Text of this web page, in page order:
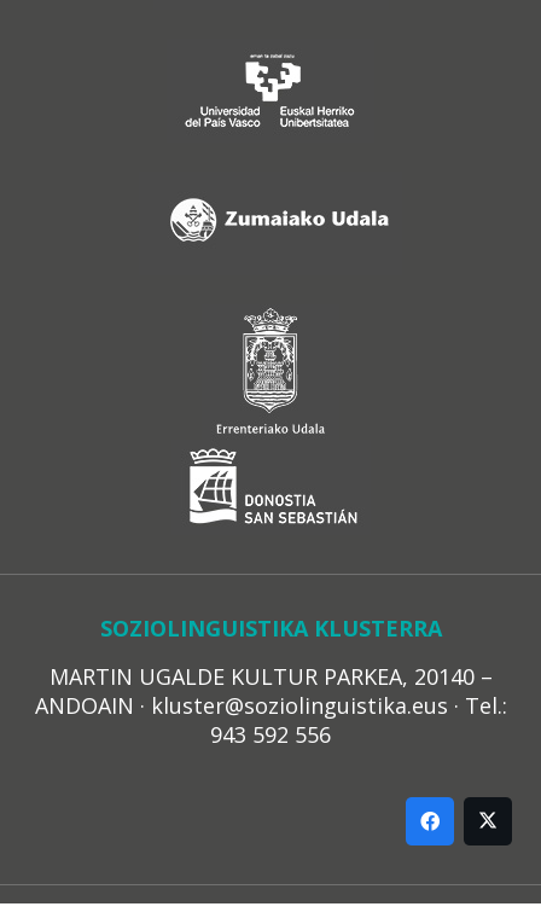
SOZIOLINGUISTIKA KLUSTERRA
MARTIN UGALDE KULTUR PARKEA, 20140 –
ANDOAIN · kluster@soziolinguistika.eus · Tel.:
943 592 556